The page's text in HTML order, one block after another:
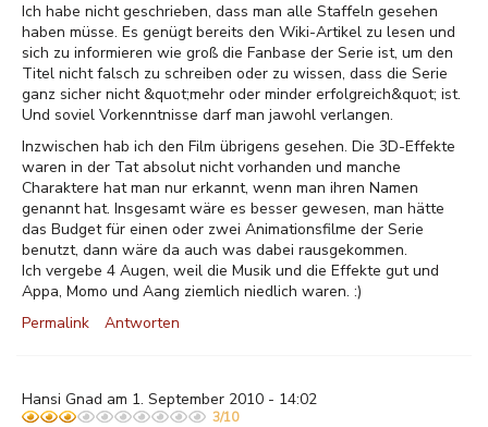
Ich habe nicht geschrieben, dass man alle Staffeln gesehen
haben müsse. Es genügt bereits den Wiki-Artikel zu lesen und
sich zu informieren wie groß die Fanbase der Serie ist, um den
Titel nicht falsch zu schreiben oder zu wissen, dass die Serie
ganz sicher nicht &quot;mehr oder minder erfolgreich&quot; ist.
Und soviel Vorkenntnisse darf man jawohl verlangen.
Inzwischen hab ich den Film übrigens gesehen. Die 3D-Effekte
waren in der Tat absolut nicht vorhanden und manche
Charaktere hat man nur erkannt, wenn man ihren Namen
genannt hat. Insgesamt wäre es besser gewesen, man hätte
das Budget für einen oder zwei Animationsfilme der Serie
benutzt, dann wäre da auch was dabei rausgekommen.
Ich vergebe 4 Augen, weil die Musik und die Effekte gut und
Appa, Momo und Aang ziemlich niedlich waren. :)
Permalink
Antworten
Hansi Gnad am 1. September 2010 - 14:02
3/10